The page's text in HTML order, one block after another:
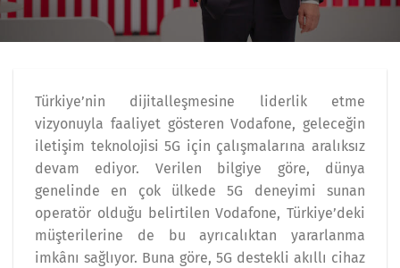
Türkiye’nin dijitalleşmesine liderlik etme
vizyonuyla faaliyet gösteren Vodafone, geleceğin
iletişim teknolojisi 5G için çalışmalarına aralıksız
devam ediyor. Verilen bilgiye göre, dünya
genelinde en çok ülkede 5G deneyimi sunan
operatör olduğu belirtilen Vodafone, Türkiye’deki
müşterilerine de bu ayrıcalıktan yararlanma
imkânı sağlıyor. Buna göre, 5G destekli akıllı cihaz